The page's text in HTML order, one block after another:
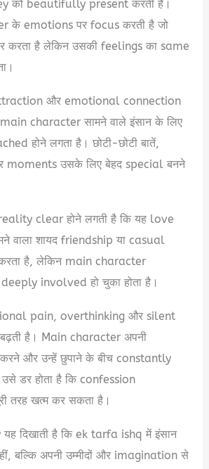
को beautifully present करती है।
के emotions पर focus करती है जो
करता है लेकिन उसकी feelings का same
और emotional connection
main character सामने वाले इंसान के लिए
होने लगता है। छोटी-छोटी बातें,
moments उसके लिए बेहद special बनने
clear होने लगती है कि यह love
वाला शायद friendship या casual
है, लेकिन main character
involved हो चुका होता है।
pain, overthinking और silent
है। Main character अपनी
और उन्हें छुपाने के बीच constantly
डर होता है कि confession
तरह खत्म कर सकता है।
दिखाती है कि ek tarfa ishq में इंसान
बल्कि अपनी उम्मीदों और imagination से